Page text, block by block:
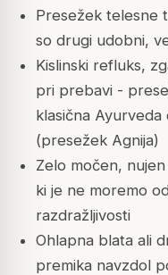
Presežek telesne
so drugi udobni,
Kislinski refluks,
pri prebavi -
klasična
(presežek Agnija)
Zelo močen,
ki je ne moremo
razdražljivosti
Ohlapna blata ali
premika navzdol